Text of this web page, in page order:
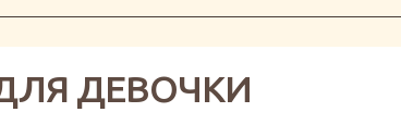
ДЕВОЧКИ